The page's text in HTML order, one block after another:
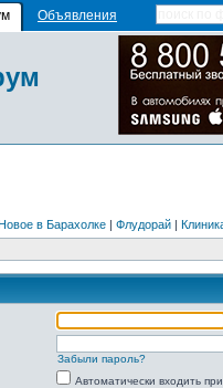
Объявления
в Барахолке | Флудорай |
Забыли пароль?
Автоматически входить